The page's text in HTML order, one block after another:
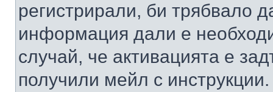
регистрирали, би трябвало
информация дали е
случай, че активацията е
получили мейл с